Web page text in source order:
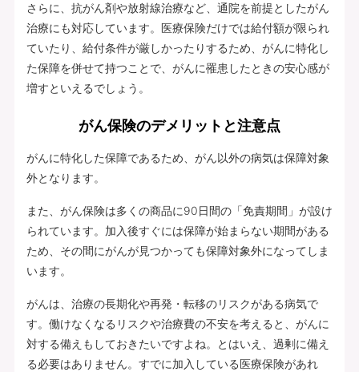
さらに、抗がん剤や放射線治療など、通院を前提としたがん
治療にも対応しています。医療保険だけでは給付額が限られ
ていたり、給付条件が厳しかったりするため、がんに特化し
た保障を併せて持つことで、がんに罹患したときの安心感が
増すといえるでしょう。
がん保険のデメリットと注意点
がんに特化した保障であるため、がん以外の病気は保障対象
外となります。
また、がん保険は多くの商品に90日間の「免責期間」が設け
られています。加入後すぐには保障が始まらない期間がある
ため、その間にがんが見つかっても保障対象外になってしま
います。
がんは、治療の長期化や再発・転移のリスクがある病気で
す。働けなくなるリスクや治療費の不安を考えると、がんに
対する備えもしておきたいですよね。とはいえ、過剰に備え
る必要はありません。すでに加入している医療保険があれ